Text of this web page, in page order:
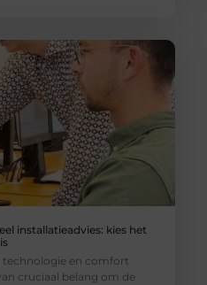
installatieadvies: kies het
technologie en comfort
cruciaal belang om de